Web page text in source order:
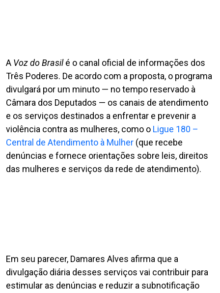
A Voz do Brasilé o canal oficial de informações dos
Três Poderes. De acordo com a proposta, o programa
divulgará por um minuto — no tempo reservado à
Câmara dos Deputados — os canais de atendimento
e os serviços destinados a enfrentar e prevenir a
violência contra as mulheres, como o Ligue 180 –
Central de Atendimento à Mulher (que recebe
denúncias e fornece orientações sobre leis, direitos
das mulheres e serviços da rede de atendimento).
Em seu parecer, Damares Alves afirma que a
divulgação diária desses serviços vai contribuir para
estimular as denúncias e reduzir a subnotificação